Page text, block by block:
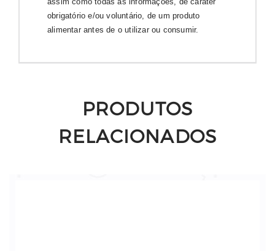
obrigatório e/ou voluntário, de um produto
alimentar antes de o utilizar ou consumir.
PRODUTOS
RELACIONADOS